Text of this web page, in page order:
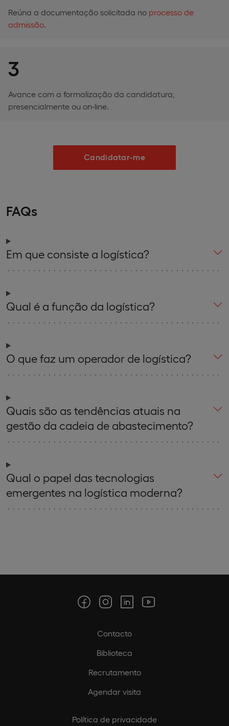
Reúna a documentação solicitada no processo de
admissão.
3
Avance com a formalização da candidatura,
presencialmente ou on-line.
Candidatar-me
FAQs
Em que consiste a logística?
Qual é a função da logística?
O que faz um operador de logística?
Quais são as tendências atuais na
gestão da cadeia de abastecimento?
Qual o papel das tecnologias
emergentes na logística moderna?
Contacto
Biblioteca
Recrutamento
Agendar visita
Política de privacidade